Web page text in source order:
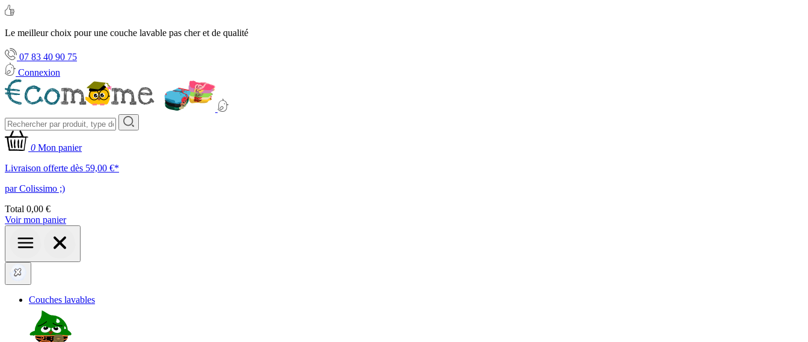
Le meilleur choix pour une couche lavable pas cher et de qualité
07 83 40 90 75
Connexion
0 Mon panier
Livraison offerte dès 59,00 €*
par Colissimo ;)
Total 0,00 €
Voir mon panier
Couches lavables